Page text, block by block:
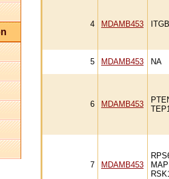
4 MDAMB453
5 MDAMB453 NA
6 MDAMB453
7 MDAMB453